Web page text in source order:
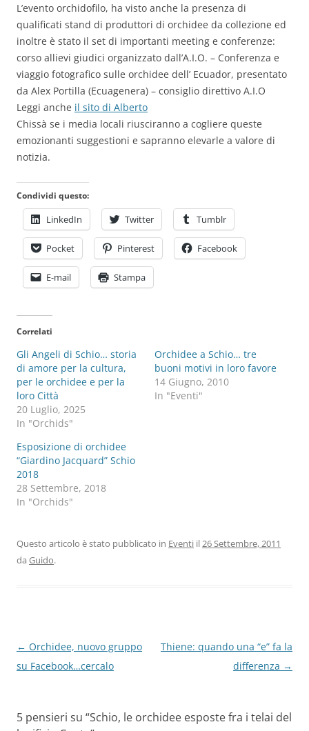
L’evento orchidofilo, ha visto anche la presenza di
qualificati stand di produttori di orchidee da collezione ed
inoltre è stato il set di importanti meeting e conferenze:
corso allievi giudici organizzato dall’A.I.O. – Conferenza e
viaggio fotografico sulle orchidee dell’ Ecuador, presentato
da Alex Portilla (Ecuagenera) – consiglio direttivo A.I.O
Leggi anche il sito di Alberto
Chissà se i media locali riusciranno a cogliere queste
emozionanti suggestioni e sapranno elevarle a valore di
notizia.
Condividi questo:
LinkedIn Twitter Tumblr
Pocket Pinterest Facebook
E-mail Stampa
Correlati
Gli Angeli di Schio… storia
di amore per la cultura,
per le orchidee e per la
loro Città
20 Luglio, 2025
In "Orchids"
Orchidee a Schio… tre
buoni motivi in loro favore
14 Giugno, 2010
In "Eventi"
Esposizione di orchidee
“Giardino Jacquard” Schio
2018
28 Settembre, 2018
In "Orchids"
Questo articolo è stato pubblicato in Eventi il 26 Settembre, 2011
da Guido.
Navigazione
articolo
← Orchidee, nuovo gruppo
su Facebook…cercalo
Thiene: quando una “e” fa la
differenza →
5 pensieri su “Schio, le orchidee esposte fra i telai del